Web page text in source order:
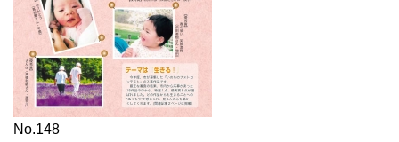
No.148